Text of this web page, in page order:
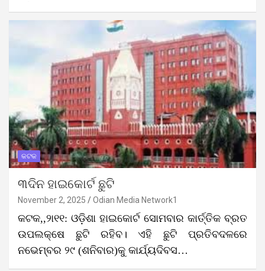
କଟକ
୩ଦିନ ହାଇକୋର୍ଟ ଛୁଟି
November 2, 2025 Odian Media Network1
କଟକ,,୨ା୧୧: ଓଡ଼ିଶା ହାଇକୋର୍ଟ ସୋମବାର କାର୍ତ୍ତିକ ବ୍ରତ
ଉପଲକ୍ଷେ ଛୁଟି ରହିବ। ଏହି ଛୁଟି ପ୍ରତିବଦଳରେ
ନଭେମ୍ବର ୨୯ (ଶନିବାର)କୁ କାର୍ଯ୍ୟଦିବସ…